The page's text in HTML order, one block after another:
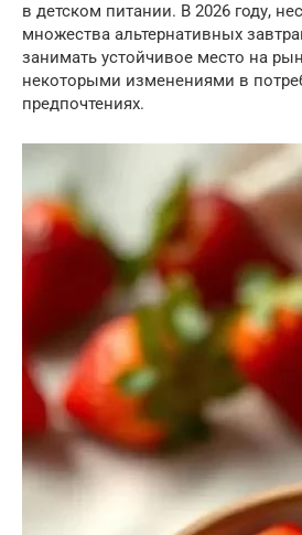
в детском питании. В 2026 году,
множества альтернативных
занимать устойчивое место на
некоторыми изменениями в
предпочтениях.